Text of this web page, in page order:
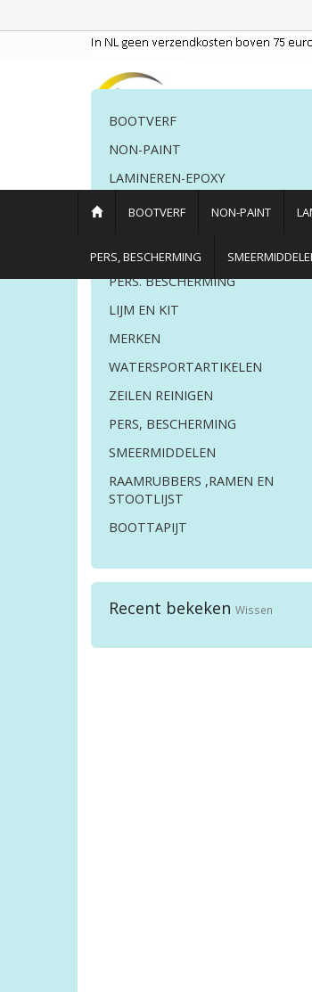
BOOTVERF NON-PAINT
PERS, BESCHERMING
Home/ Poetsmiddelen
BOOTVERF
NON-PAINT
LAMINEREN-EPOXY
POETSMIDDELEN
Poetsmachines
PERS. BESCHERMING
LIJM EN KIT
MERKEN
WATERSPORTARTIKELEN
ZEILEN REINIGEN
PERS, BESCHERMING
SMEERMIDDELEN
RAAMRUBBERS ,RAMEN EN
STOOTLIJST
BOOTTAPIJT
Recent bekeken Wissen